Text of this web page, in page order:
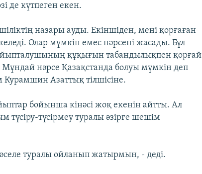
де күтпеген екен.
назары ауды. Екіншіден, мені қорғаған
Олар мүмкін емес нәрсені жасады. Бұл
құқығын табандылықпен қорғай
нәрсе Қазақстанда болуы мүмкін деп
Курамшин Азаттық тілшісіне.
бойынша кінәсі жоқ екенін айтты. Ал
түсіру-түсірмеу туралы әзірге шешім
туралы ойланып жатырмын, - деді.